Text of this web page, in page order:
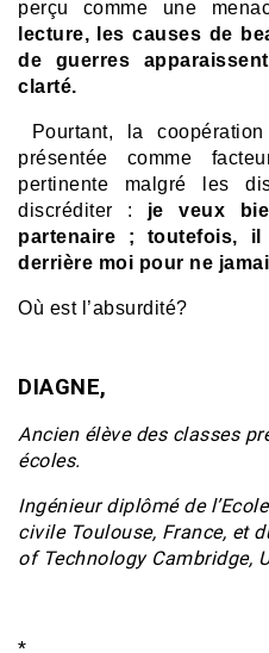
perçu comme une
lecture, les causes de
de guerres
clarté.
Pourtant, la
présentée comme
pertinente malgré les
discréditer : je veux
partenaire ; toutefois,
derrière moi pour ne
Où est l’absurdité?
DIAGNE,
Ancien élève des classes
écoles.
Ingénieur diplômé de
civile Toulouse, France, et
of Technology Cambridge,